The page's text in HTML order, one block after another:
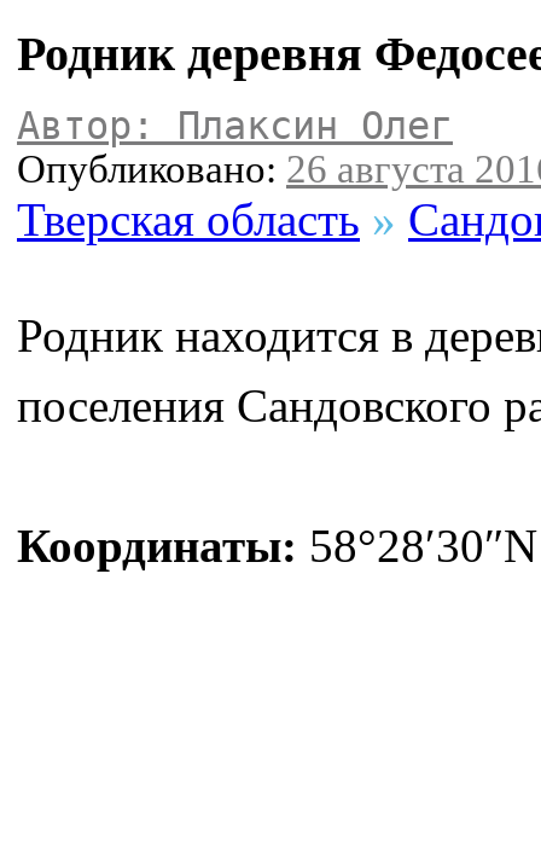
Родник деревня
Автор: Плаксин Олег
Опубликовано: 26 августа
Тверская область »
Родник находится в
поселения Сандовского
Координаты: